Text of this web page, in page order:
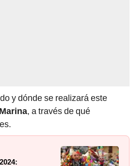
y dónde se realizará este
, a través de qué